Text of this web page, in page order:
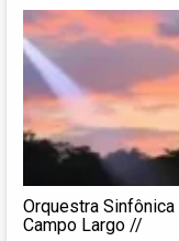
Orquestra
Campo Largo //